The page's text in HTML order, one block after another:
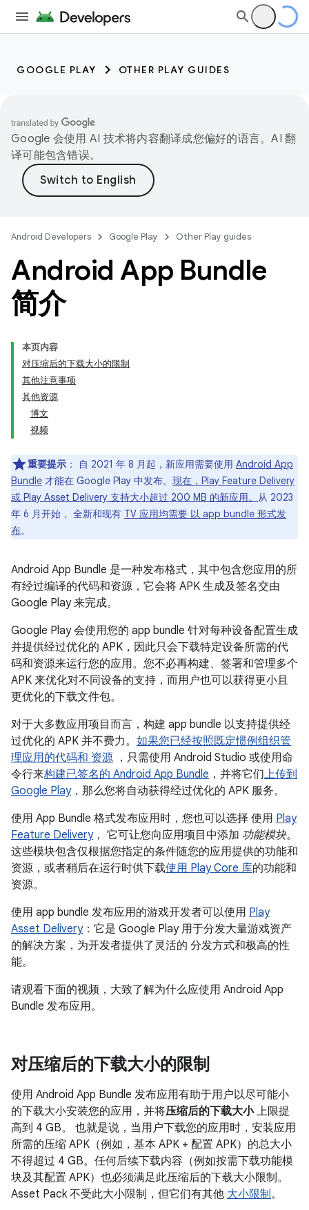
GOOGLE PLAY OTHER PLAY GUIDES
Google 会使用 AI 技术将内容翻译成您偏好的语言。AI 翻
译可能包含错误。
Android Developers Google Play Other Play guides
Android App Bundle
简介
本页内容
对压缩后的下载大小的限制
其他注意事项
其他资源
博文
视频
重要提示 ： 自 2021 年 8 月起，新应用需要使用 Android App
Bundle 才能在 Google Play 中发布。 现在，Play Feature Delivery
或 Play Asset Delivery 支持大小超过 200 MB 的新应用。 从 2023
年 6 月开始， 全新和现有 TV 应用均需要 以 app bundle 形式发
布。
Android App Bundle 是一种发布格式，其中包含您应用的所
有经过编译的代码和资源，它会将 APK 生成及签名交由
Google Play 来完成。
Google Play 会使用您的 app bundle 针对每种设备配置生成
并提供经过优化的 APK，因此只会下载特定设备所需的代
码和资源来运行您的应用。您不必再构建、签署和管理多个
APK 来优化对不同设备的支持，而用户也可以获得更小且
更优化的下载文件包。
对于大多数应用项目而言，构建 app bundle 以支持提供经
过优化的 APK 并不费力。 如果您已经按照既定惯例组织管
理应用的代码和 资源 ，只需使用 Android Studio 或使用命
令行来构建已签名的 Android App Bundle ，并将它们上传到
Google Play，那么您将自动获得经过优化的 APK 服务。
使用 App Bundle 格式发布应用时，您也可以选择 使用 Play
Feature Delivery， 它可让您向应用项目中添加 功能模块。
这些模块包含仅根据您指定的条件随您的应用提供的功能和
资源，或者稍后在运行时供下载使用 Play Core 库的功能和
资源。
使用 app bundle 发布应用的游戏开发者可以使用 Play
Asset Delivery：它是 Google Play 用于分发大量游戏资产
的解决方案，为开发者提供了灵活的 分发方式和极高的性
能。
请观看下面的视频，大致了解为什么应使用 Android App
Bundle 发布应用。
对压缩后的下载大小的限制
使用 Android App Bundle 发布应用有助于用户以尽可能小
的下载大小安装您的应用，并将压缩后的下载大小上限提
高到 4 GB。 也就是说，当用户下载您的应用时，安装应用
所需的压缩 APK（例如，基本 APK + 配置 APK）的总大小
不得超过 4 GB。任何后续下载内容（例如按需下载功能模
块及其配置 APK）也必须满足此压缩后的下载大小限制。
Asset Pack 不受此大小限制，但它们有其他 大小限制。